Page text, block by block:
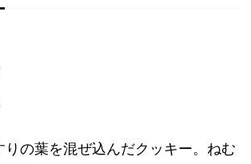
りの葉を混ぜ込んだクッキー。ねむ